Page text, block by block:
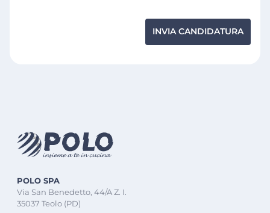
INVIA CANDIDATURA
POLO SPA
Via San Benedetto, 44/A Z. I.
35037 Teolo (PD)